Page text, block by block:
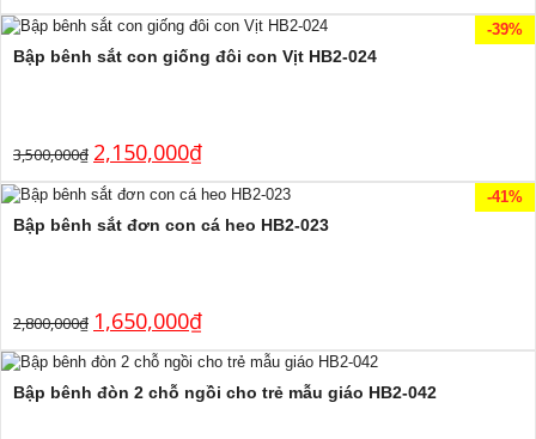
-39%
Bập bênh sắt con giống đôi con Vịt HB2-024
3,500,000₫ 2,150,000₫
-41%
Bập bênh sắt đơn con cá heo HB2-023
2,800,000₫ 1,650,000₫
Bập bênh đòn 2 chỗ ngồi cho trẻ mẫu giáo HB2-042